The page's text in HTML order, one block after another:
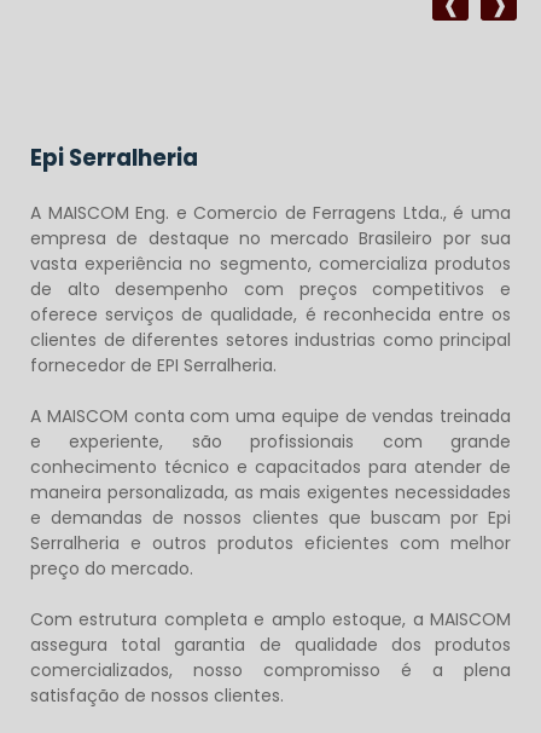
Epi Serralheria
A MAISCOM Eng. e Comercio de Ferragens Ltda., é uma
empresa de destaque no mercado Brasileiro por sua
vasta experiência no segmento, comercializa produtos
de alto desempenho com preços competitivos e
oferece serviços de qualidade, é reconhecida entre os
clientes de diferentes setores industrias como principal
fornecedor de EPI Serralheria.
A MAISCOM conta com uma equipe de vendas treinada
e experiente, são profissionais com grande
conhecimento técnico e capacitados para atender de
maneira personalizada, as mais exigentes necessidades
e demandas de nossos clientes que buscam por Epi
Serralheria e outros produtos eficientes com melhor
preço do mercado.
Com estrutura completa e amplo estoque, a MAISCOM
assegura total garantia de qualidade dos produtos
comercializados, nosso compromisso é a plena
satisfação de nossos clientes.